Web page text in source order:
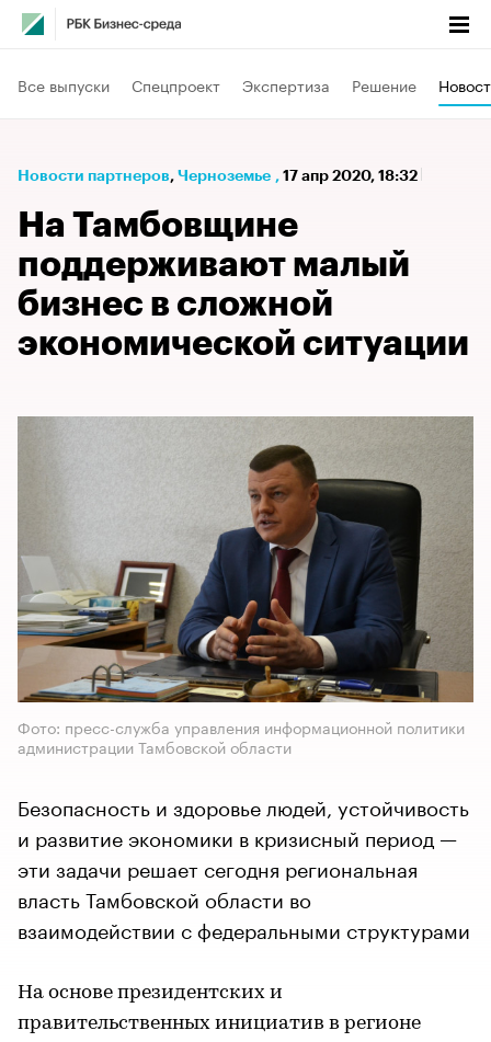
Все выпуски Спецпроект Экспертиза Решение
Новости партнеров⁠, Черноземье , 17 апр 2020, 18:32
На Тамбовщине
поддерживают малый
бизнес в сложной
экономической ситуации
Фото: пресс-служба управления информационной политики
администрации Тамбовской области
Безопасность и здоровье людей, устойчивость
и развитие экономики в кризисный период —
эти задачи решает сегодня региональная
власть Тамбовской области во
взаимодействии с федеральными структурами
На основе президентских и
правительственных инициатив в регионе